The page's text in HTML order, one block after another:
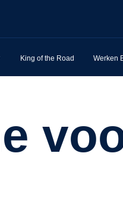
King of the Road Werken